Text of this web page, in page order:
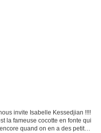
invite Isabelle Kessedjian !!!!
la fameuse cocotte en fonte qui
quand on en a des petites